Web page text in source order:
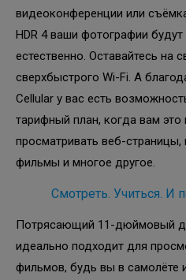
видеоконференции или
HDR 4 ваши фотографии
естественно. Оставайтесь на
сверхбыстрого Wi-Fi. А
Cellular у вас есть
тарифный план, когда вам
просматривать веб-страницы,
фильмы и многое другое.
Смотреть. Учиться. И
Потрясающий 11-дюймовый
идеально подходит для
фильмов, будь вы в самолёте